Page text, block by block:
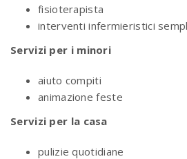
fisioterapista
interventi infermieristici
Servizi per i minori
aiuto compiti
animazione feste
Servizi per la casa
pulizie quotidiane